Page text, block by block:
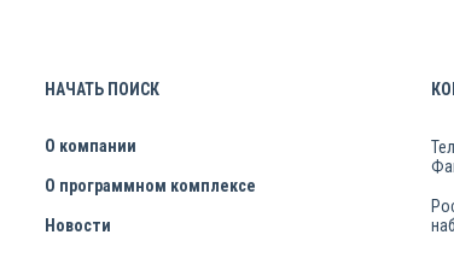
НАЧАТЬ ПОИСК
О компании
О программном комплексе
Новости